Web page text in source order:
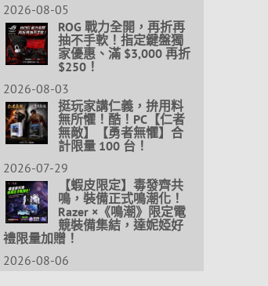
2026-08-05
ROG 戰力全開，再折再
抽不手軟！指定鍵盤獨
家優惠、滿 $3,000 再折
$250！
2026-08-03
挺玩家講仁義，拚用料
無所懼！酷！PC【仁者
無敵】【勇者無懼】合
計限量 100 台！
2026-07-29
【蝦皮限定】毒發齊共
鳴，裝備正式鳴潮化！
Razer ×《鳴潮》限定電
競裝備集結，達妮婭好
禮限量加贈！
2026-08-06